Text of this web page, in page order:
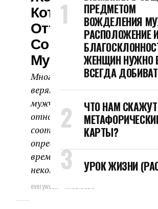
Которые
Отталкивают
Современных
Мужчин
Многие женщины до сих пор
верят, что для привлечения
мужчины и построения
отношений нужно
соответствовать какому-то
определенному образу. Однако
времена меняются, и
некоторые...
everyweek 16.02.2026
ПРЕДМЕТОМ
ВОЖДЕЛЕНИЯ
РАСПОЛОЖЕНИЕ
ЖЕНЩИН НУЖНО
ВСЕГДА
ЧТО НАМ СКАЖУТ
КАРТЫ?
УРОК ЖИЗНИ